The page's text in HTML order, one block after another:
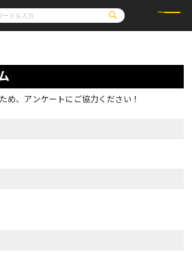
ライトノベル
ロサージュノベルス
通販・NEWS
OVERLAP STORE
ィングス
め、アンケートにご協力ください！